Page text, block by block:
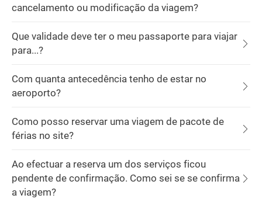
cancelamento ou modificação da viagem?
Que validade deve ter o meu passaporte para viajar
para...?
Com quanta antecedência tenho de estar no
aeroporto?
Como posso reservar uma viagem de pacote de
férias no site?
Ao efectuar a reserva um dos serviços ficou
pendente de confirmação. Como sei se se confirma
a viagem?